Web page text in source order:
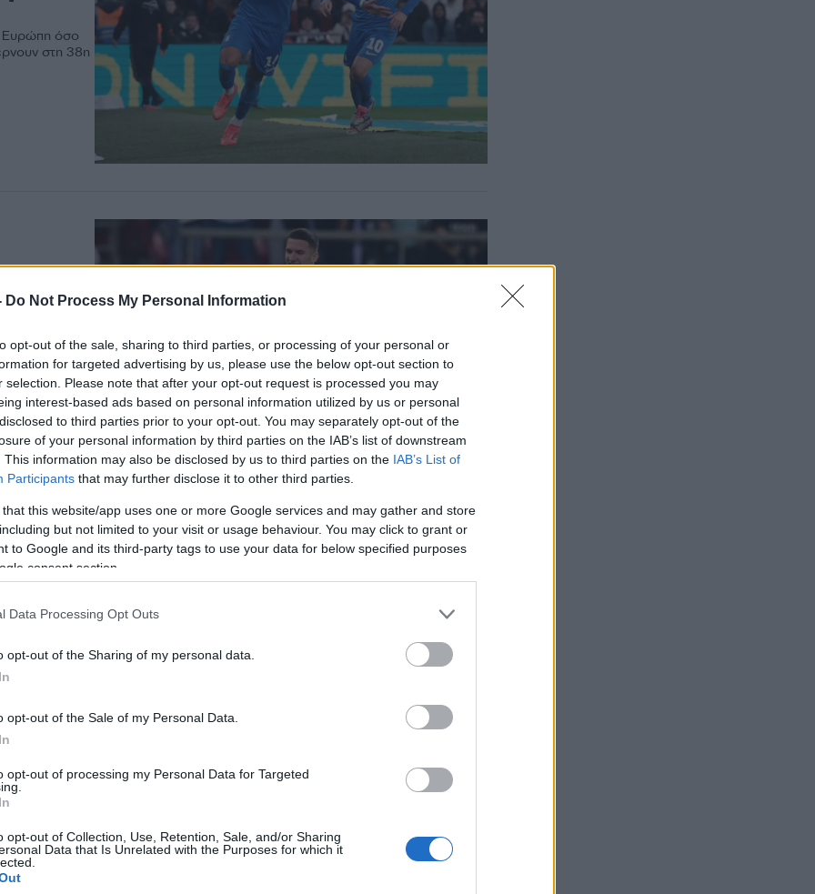
Do Not Process My Personal Information
opt-out of the sale, sharing to third parties, or processing of your personal or
for targeted advertising by us, please use the below opt-out section to
selection. Please note that after your opt-out request is processed you may
interest-based ads based on personal information utilized by us or personal
to third parties prior to your opt-out. You may separately opt-out of the
of your personal information by third parties on the IAB’s list of downstream
This information may also be disclosed by us to third parties on the IAB’s List of
Participants that may further disclose it to other third parties.
that this website/app uses one or more Google services and may gather and store
but not limited to your visit or usage behaviour. You may click to grant or
to Google and its third-party tags to use your data for below specified purposes
consent section.
Data Processing Opt Outs
opt-out of the Sharing of my personal data.
opt-out of the Sale of my Personal Data.
opt-out of processing my Personal Data for Targeted
opt-out of Collection, Use, Retention, Sale, and/or Sharing
Data that Is Unrelated with the Purposes for which it
Ευρώπη όσο
στη 38η
6
για το
FIFA
δύο
στο
δευτέρου
κατάταξη